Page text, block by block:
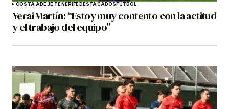
COSTA ADEJE TENERIFEDESTACADOSFÚTBOL
Yerai Martín: “Estoy muy contento con la actitud
y el trabajo del equipo”